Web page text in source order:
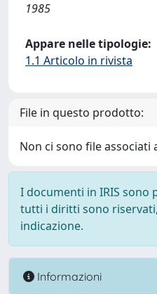
1985
Appare nelle tipologie:
1.1 Articolo in rivista
File in questo prodotto:
Non ci sono file
I documenti in IRIS
tutti i diritti sono
indicazione.
Informazioni